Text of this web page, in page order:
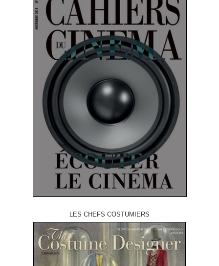
LES CHEFS COSTUMIERS